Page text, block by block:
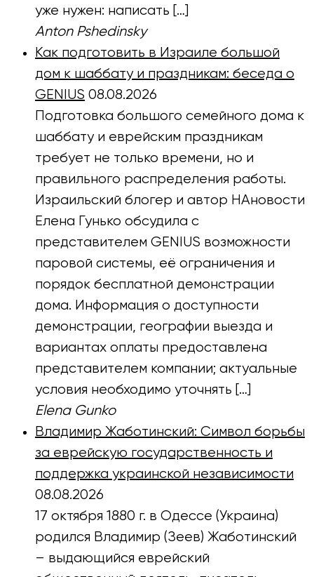
уже нужен: написать […]
Anton Pshedinsky
Как подготовить в Израиле большой
дом к шаббату и праздникам: беседа о
GENIUS 08.08.2026
Подготовка большого семейного дома к
шаббату и еврейским праздникам
требует не только времени, но и
правильного распределения работы.
Израильский блогер и автор НАновости
Елена Гунько обсудила с
представителем GENIUS возможности
паровой системы, её ограничения и
порядок бесплатной демонстрации
дома. Информация о доступности
демонстрации, географии выезда и
вариантах оплаты предоставлена
представителем компании; актуальные
условия необходимо уточнять […]
Elena Gunko
Владимир Жаботинский: Символ борьбы
за еврейскую государственность и
поддержка украинской независимости
08.08.2026
17 октября 1880 г. в Одессе (Украина)
родился Владимир (Зеев) Жаботинский
– выдающийся еврейский